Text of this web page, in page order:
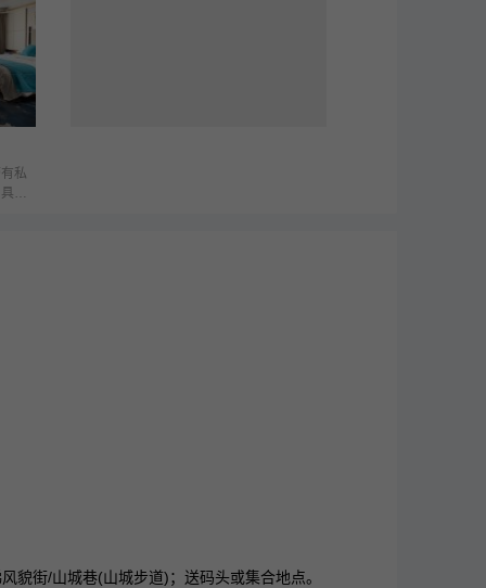
私
体
貌街/山城巷(山城步道)；送码头或集合地点。